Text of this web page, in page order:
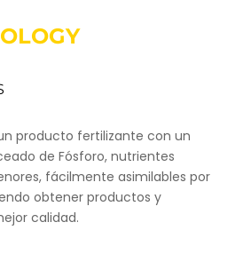
un producto fertilizante con un
de Fósforo, nutrientes
fácilmente asimilables por
obtener productos y
calidad.